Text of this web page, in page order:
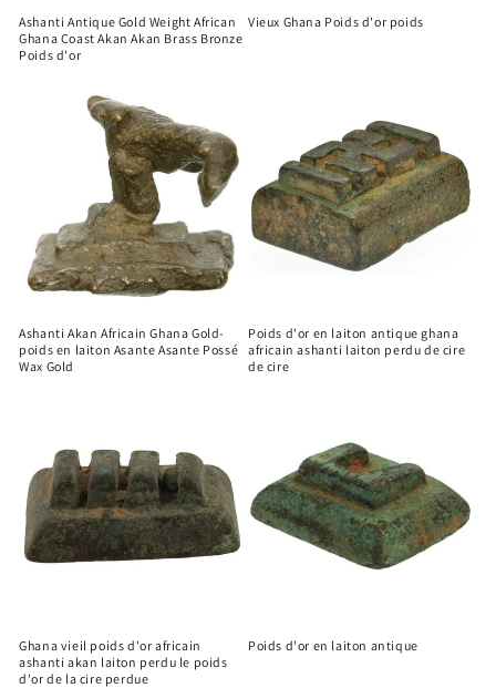
Ashanti Antique Gold Weight African
Ghana Coast Akan Akan Brass Bronze
Poids d'or
Vieux Ghana Poids d'or poids
Ashanti Akan Africain Ghana Gold-
poids en laiton Asante Asante Possé
Wax Gold
Poids d'or en laiton antique ghana
africain ashanti laiton perdu de cire
de cire
Ghana vieil poids d'or africain
ashanti akan laiton perdu le poids
d'or de la cire perdue
Poids d'or en laiton antique